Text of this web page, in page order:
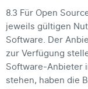
8.3 Für Open
jeweils gültigen
Software. Der
zur Verfügung
Software-Anbieter
stehen, haben die